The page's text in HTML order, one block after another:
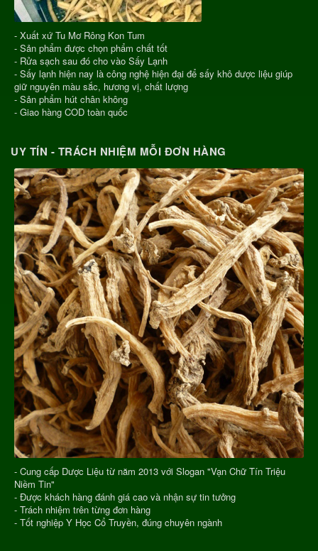
- Xuất xứ Tu Mơ Rông Kon Tum
- Sản phẩm được chọn phẩm chất tốt
- Rửa sạch sau đó cho vào Sấy Lạnh
- Sấy lạnh hiện nay là công nghệ hiện đại để sấy khô dược liệu giúp
giữ nguyên màu sắc, hương vị, chất lượng
- Sản phẩm hút chân không
- Giao hàng COD toàn quốc
UY TÍN - TRÁCH NHIỆM MỖI ĐƠN HÀNG
- Cung cấp Dược Liệu từ năm 2013 với Slogan "Vạn Chữ Tín Triệu
Niềm Tin"
- Được khách hàng đánh giá cao và nhận sự tin tưởng
- Trách nhiệm trên từng đơn hàng
- Tốt nghiệp Y Học Cổ Truyền, đúng chuyên ngành